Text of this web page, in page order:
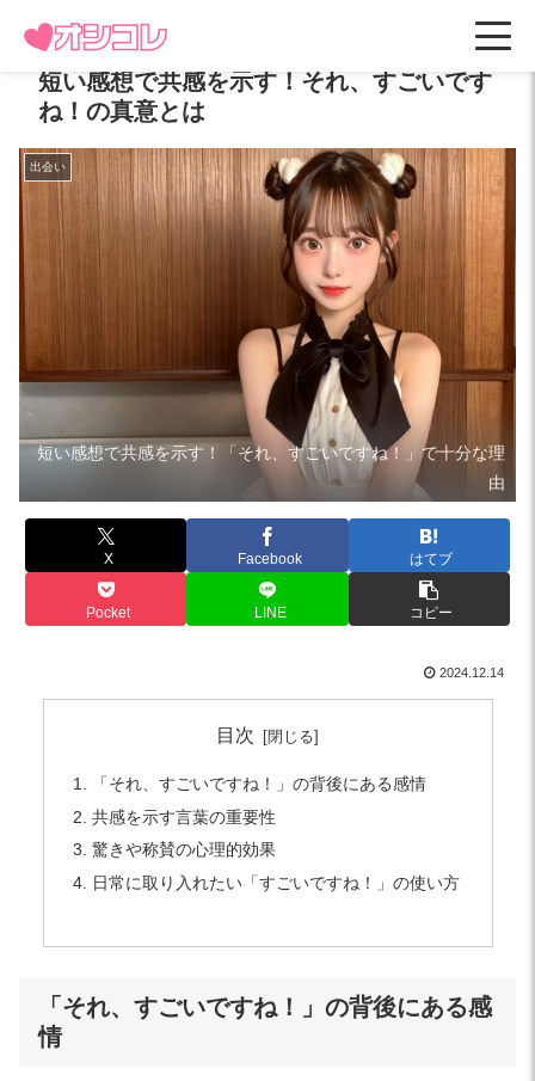
短い感想で共感を示す！それ、すごいです
ね！の真意とは
出会い
短い感想で共感を示す！「それ、すごいですね！」で十分な理
由
X Facebook はてブ
Pocket LINE コピー
2024.12.14
目次
「それ、すごいですね！」の背後にある感情
共感を示す言葉の重要性
驚きや称賛の心理的効果
日常に取り入れたい「すごいですね！」の使い方
「それ、すごいですね！」の背後にある感
情